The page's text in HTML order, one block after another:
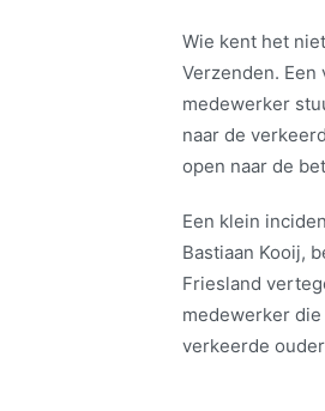
Wie kent het
Verzenden.
medewerker
naar de
open naar de
Een klein
Bastiaan Kooij,
Friesland
medewerker
verkeerde